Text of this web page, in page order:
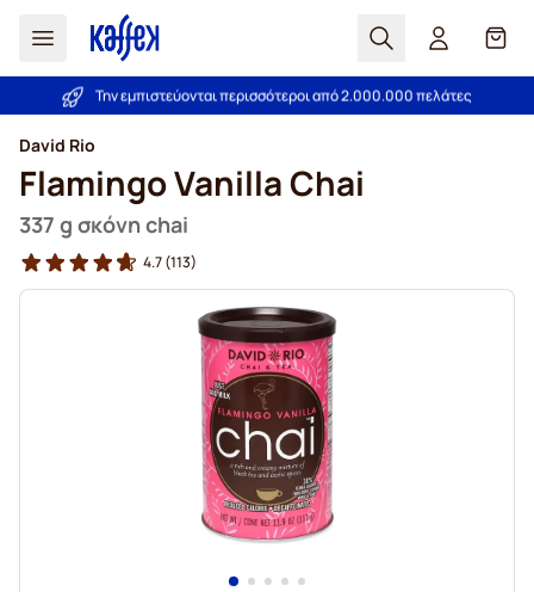
Αναζήτηση
Εγγύηση καλύτερης τιμής!
Την εμπιστεύονται περισσότεροι από 2.000.000 πελάτες
David Rio
Flamingo Vanilla Chai
337 g σκόνη chai
4.7(113)